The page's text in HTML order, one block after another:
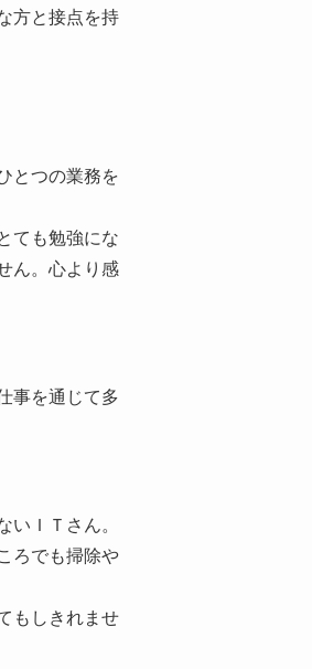
方と接点を持
とつの業務を
ても勉強にな
ん。心より感
事を通じて多
ＩＴさん。
ろでも掃除や
もしきれませ